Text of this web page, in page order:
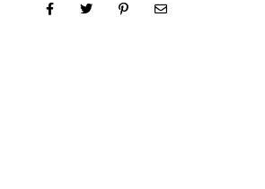
dass der Kauf eines einzigartigen